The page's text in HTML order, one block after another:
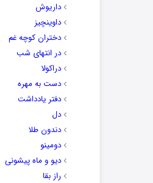
داریوش
داوینچیز
دختران کوچه غم
در انتهای شب
دراکولا
دست به مهره
دفتر یادداشت
دل
دندون طلا
دومینو
دیو و ماه پیشونی
راز بقا